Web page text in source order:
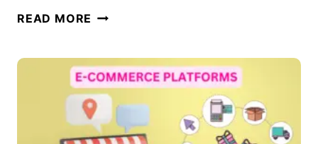
T
P
S
F
O
R
READ MORE १
फ
त
व
र्ड